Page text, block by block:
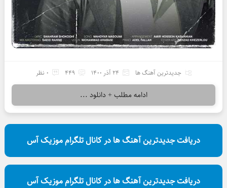
جدیدترین آهنگ ها 24 آذر 1400 449 0 نظر
ادامه مطلب + دانلود ...
دریافت جدیدترین آهنگ ها در کانال تلگرام موزیک آس
دریافت جدیدترین آهنگ ها در کانال تلگرام موزیک آس